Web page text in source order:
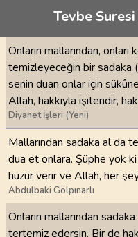
Tevbe
Onların mallarından, onları
temizleyeceğin bir sadaka
senin duan onlar için
Allah, hakkıyla işitendir,
Diyanet İşleri (Yeni)
Mallarından sadaka al da
dua et onlara. Şüphe yok
huzur verir ve Allah, her
Abdulbaki Gölpınarlı
Onların mallarından
tertemiz edersin. Bir de